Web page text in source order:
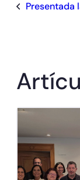
Presentada